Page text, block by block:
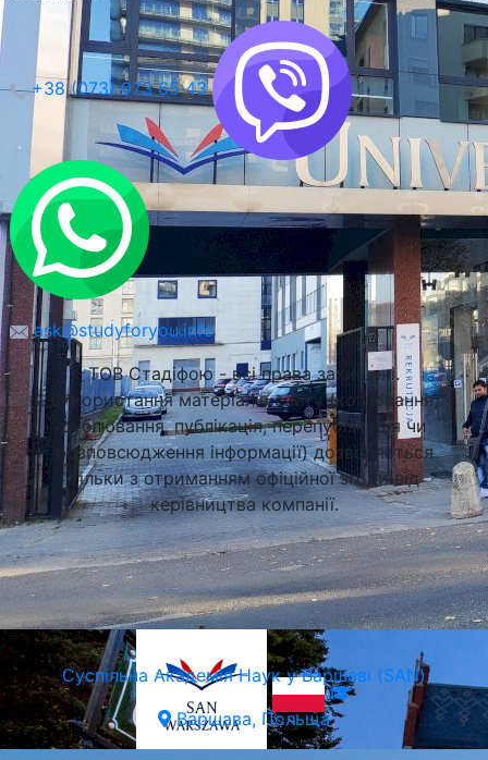
Краківський Економічний Університет (UEK)
Краків, Польща
Суспільна Академія Наук у Варшаві (SAN)
Варшава, Польща
+38 (073) 073 65 43
ask@studyforyou.info
ТОВ Стадіфою - всі права захищені.
Використання матеріалів сайту (копіювання,
дублювання, публікація, перепублікація чи
розповсюдження інформації) дозволяється
тільки з отриманням офіційної згоди від
керівництва компанії.